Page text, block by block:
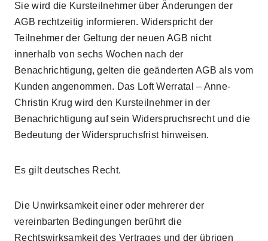
Sie wird die Kursteilnehmer über Änderungen der
AGB rechtzeitig informieren. Widerspricht der
Teilnehmer der Geltung der neuen AGB nicht
innerhalb von sechs Wochen nach der
Benachrichtigung, gelten die geänderten AGB als vom
Kunden angenommen. Das Loft Werratal – Anne-
Christin Krug wird den Kursteilnehmer in der
Benachrichtigung auf sein Widerspruchsrecht und die
Bedeutung der Widerspruchsfrist hinweisen.
Es gilt deutsches Recht.
Die Unwirksamkeit einer oder mehrerer der
vereinbarten Bedingungen berührt die
Rechtswirksamkeit des Vertrages und der übrigen